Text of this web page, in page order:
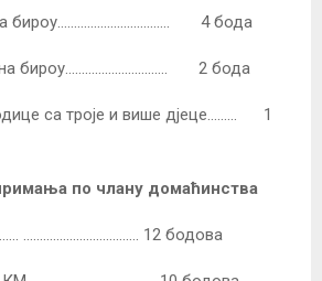
бироу……………………………. 4 бода
на бироу…………………………. 2 бода
са троје и више дјеце……… 1
по члану домаћинства
…………………………….. 12 бодова